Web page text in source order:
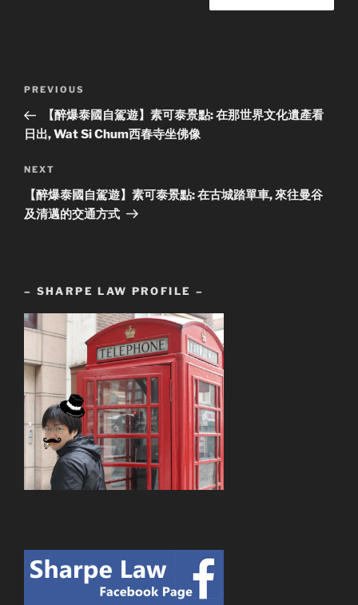
navigation
Previous
Post
PREVIOUS
【醉爆泰國自駕遊】素可泰景點: 在那世界文化遺產看
日出, Wat Si Chum西春寺坐佛像
Next
Post
NEXT
【醉爆泰國自駕遊】素可泰景點: 在古城踏單車, 來往曼谷
及清邁的交通方式
– SHARPE LAW PROFILE –